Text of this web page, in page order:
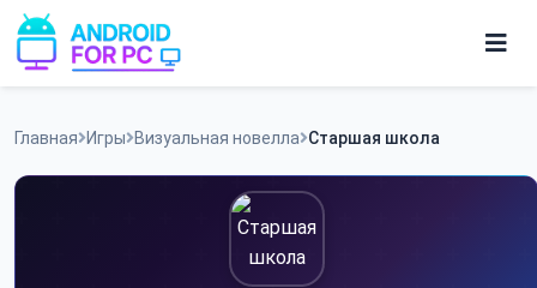
Skip
to
content
Приложения
Главная Игры Визуальная новелла Старшая школа